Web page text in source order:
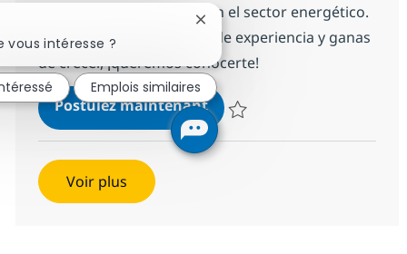
unirse a nuestro equipo en el sector energético.
Si tienes al menos 5 años de experiencia y ganas
de crecer, ¡queremos conocerte!
Postulez maintenantJava Developer
Voir plus
vous intéresse ?
Fermer la notification du
Emplois similaires